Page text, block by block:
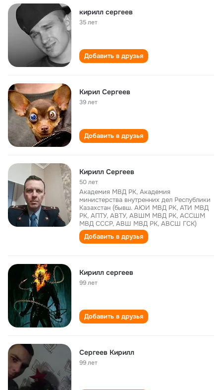
кирилл сергеев
35 лет
Добавить в друзья
Кирил Сергеев
39 лет
Добавить в друзья
Кирилл Сергеев
50 лет
Академия МВД РК, Академия
министерства внутренних дел Республики
Казахстан (бывш. АЮИ МВД РК, АТИ МВД
РК, АПТУ, АВТУ, АВШМ МВД РК, АССШМ
МВД СССР, АВШ МВД РК, АВСШ ГСК)
Добавить в друзья
Кирилл сергеев
99 лет
Добавить в друзья
Сергеев Кирилл
99 лет